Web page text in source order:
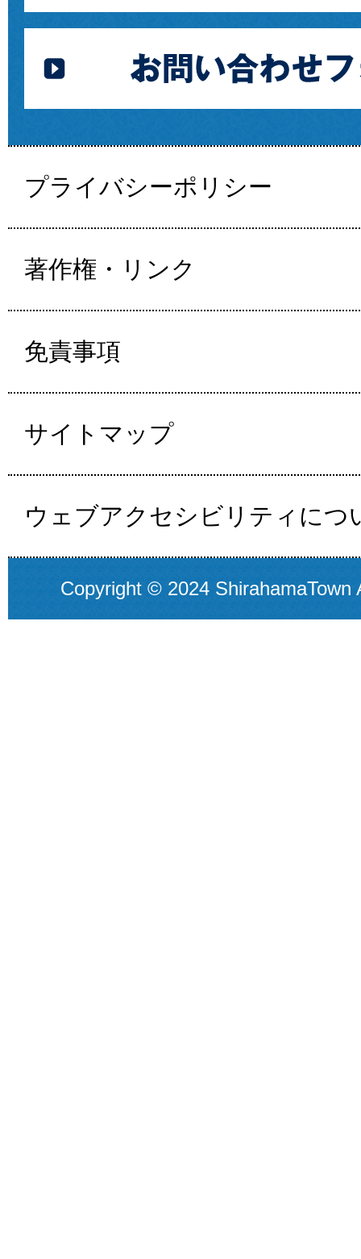
プライバシーポリシー
著作権・リンク
免責事項
サイトマップ
ウェブアクセシビリティにつ
Copyright © 2024 ShirahamaTown